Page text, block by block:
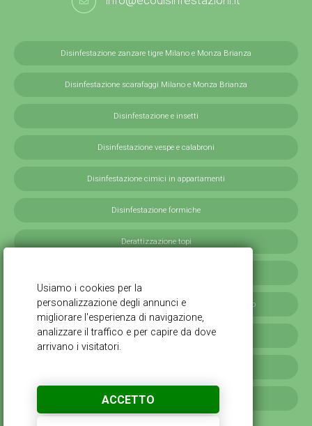
ACCETTO
Disinfestazione zanzare tigre Milano e Monza Brianza
Disinfestazione scarafaggi Milano e Monza Brianza
Disinfestazione e insetti
Disinfestazione vespe e calabroni
Disinfestazione cimici in appartamenti
Disinfestazione formiche
Derattizzazione topi
Disinfestazione blatte germaniche in provincia di Milano
Servizi antilarvali, adulticidi invernali
Disinfestazione da cimici verdi